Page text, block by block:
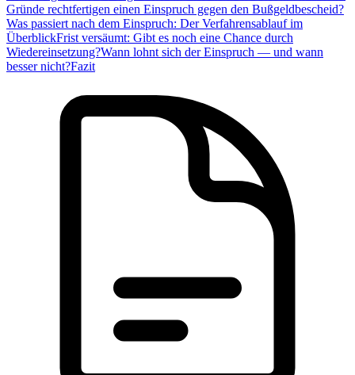
Gründe rechtfertigen einen Einspruch gegen den Bußgeldbescheid?
Was passiert nach dem Einspruch: Der Verfahrensablauf im
ÜberblickFrist versäumt: Gibt es noch eine Chance durch
Wiedereinsetzung?Wann lohnt sich der Einspruch — und wann
besser nicht?Fazit